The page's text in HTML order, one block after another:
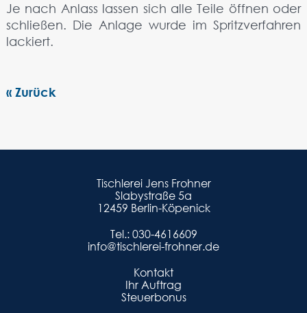
Je nach Anlass lassen sich alle Teile öffnen oder
schließen. Die Anlage wurde im Spritzverfahren
lackiert.
« Zurück
Tischlerei Jens Frohner
Slabystraße 5a
12459 Berlin-Köpenick
Tel.:030-4616609
info@tischlerei-frohner.de
Kontakt
Ihr Auftrag
Steuerbonus